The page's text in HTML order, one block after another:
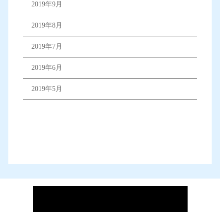
2019年9月
2019年8月
2019年7月
2019年6月
2019年5月